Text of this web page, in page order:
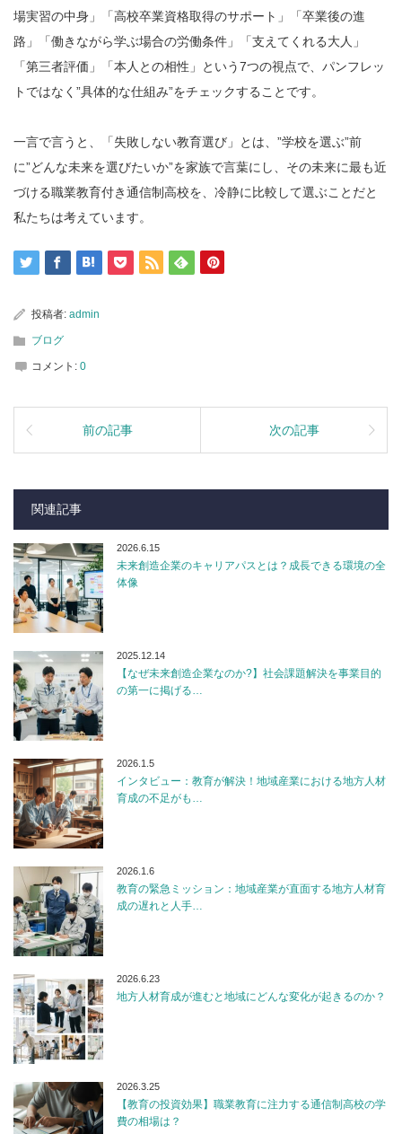
場実習の中身」「高校卒業資格取得のサポート」「卒業後の進
路」「働きながら学ぶ場合の労働条件」「支えてくれる大人」
「第三者評価」「本人との相性」という7つの視点で、パンフレッ
トではなく”具体的な仕組み”をチェックすることです。
一言で言うと、「失敗しない教育選び」とは、”学校を選ぶ”前
に”どんな未来を選びたいか”を家族で言葉にし、その未来に最も近
づける職業教育付き通信制高校を、冷静に比較して選ぶことだと
私たちは考えています。
投稿者: admin
ブログ
コメント: 0
前の記事 次の記事
関連記事
2026.6.15
未来創造企業のキャリアパスとは？成長できる環境の全
体像
2025.12.14
【なぜ未来創造企業なのか?】社会課題解決を事業目的
の第一に掲げる…
2026.1.5
インタビュー：教育が解決！地域産業における地方人材
育成の不足がも…
2026.1.6
教育の緊急ミッション：地域産業が直面する地方人材育
成の遅れと人手…
2026.6.23
地方人材育成が進むと地域にどんな変化が起きるのか？
2026.3.25
【教育の投資効果】職業教育に注力する通信制高校の学
費の相場は？